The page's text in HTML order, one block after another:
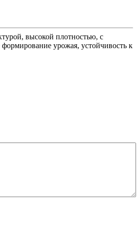
высокой плотностью, с
урожая, устойчивость к